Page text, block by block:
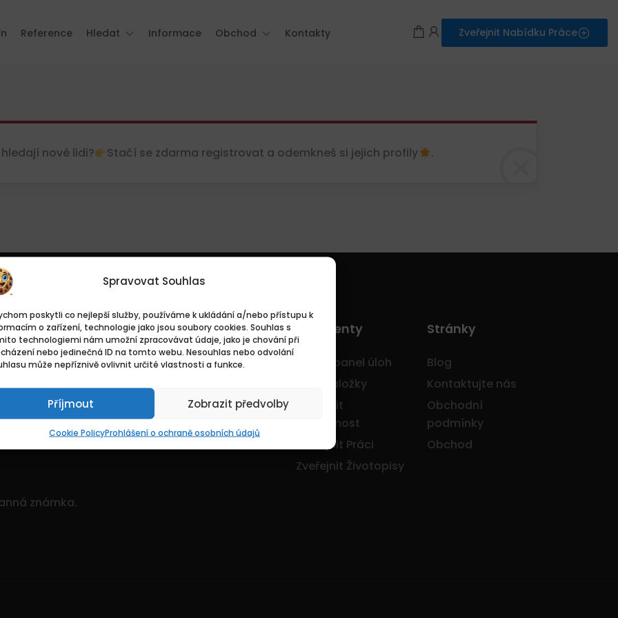
Spravovat Souhlas
poskytli co nejlepší služby, používáme k ukládání a/nebo přístupu k
o zařízení, technologie jako jsou soubory cookies. Souhlas s
technologiemi nám umožní zpracovávat údaje, jako je chování při
nebo jedinečná ID na tomto webu. Nesouhlas nebo odvolání
může nepříznivě ovlivnit určité vlastnosti a funkce.
Příjmout Zobrazit předvolby
Cookie PolicyProhlášení o ochraně osobních údajů
Reference Hledat Informace Obchod Kontakty Zveřejnit Nabídku Práce
nové lidi? Stačí se zdarma registrovat a odemkneš si jejich profily .
Je to dynamický
množstvím nabídek!
známka.
Základní
Domů
Kontakty
Pro Klienty
Hlavní panel úloh
Moje záložky
Zveřejnit
Společnost
Zveřejnit Práci
Zveřejnit Životopisy
Stránky
Blog
Kontaktujte nás
Obchodní
podmínky
Obchod